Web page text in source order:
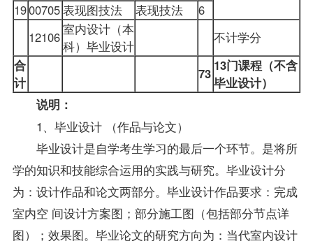
1900705表现图技法 表现技法
6
12106室内设计（本
科）毕业设计
不计学分
合
计
73 13门课程（不含
毕业设计）
说明：
1、毕业设计 （作品与论文）
毕业设计是自学考生学习的最后一个环节。是将所
学的知识和技能综合运用的实践与研究。毕业设计分
为：设计作品和论文两部分。毕业设计作品要求：完成
室内空 间设计方案图；部分施工图（包括部分节点详
图）；效果图。毕业论文的研究方向为：当代室内设计